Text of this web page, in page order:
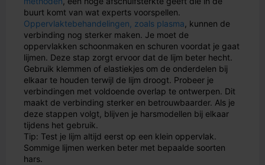
buurt komt van wat experts voorspellen.
Oppervlaktebehandelingen, zoals plasma, kunnen de
verbinding nog sterker maken. Je moet de
oppervlakken schoonmaken en schuren voordat je gaat
lijmen. Deze stap zorgt ervoor dat de lijm beter hecht.
Gebruik klemmen of elastiekjes om de onderdelen bij
elkaar te houden terwijl de lijm droogt. Probeer je
verbindingen met voldoende overlap te ontwerpen. Dit
maakt de verbinding sterker en betrouwbaarder. Als je
deze stappen volgt, blijven je harsmodellen bij elkaar
tijdens het gebruik.
Tip: Test je lijm altijd eerst op een klein oppervlak.
Sommige lijmen werken beter met bepaalde soorten
hars.